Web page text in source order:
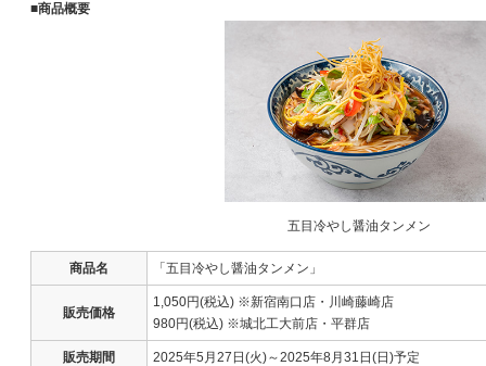
■商品概要
五目冷やし醤油タンメン
商品名 「五目冷やし醤油タンメン」
販売価格
1,050円(税込) ※新宿南口店・川崎藤崎店
980円(税込) ※城北工大前店・平群店
販売期間 2025年5月27日(火)～2025年8月31日(日)予定